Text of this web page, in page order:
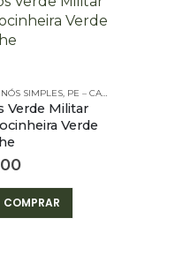
SIMPLES, PE – CABRESTOS
Verde Militar
Verde
COMPRAR